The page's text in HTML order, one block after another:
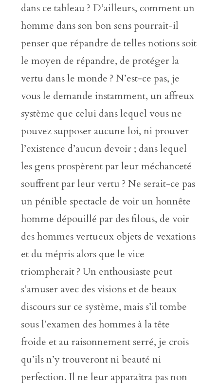
dans ce tableau ? D’ailleurs, comment un
homme dans son bon sens pourrait-il
penser que répandre de telles notions soit
le moyen de répandre, de protéger la
vertu dans le monde ? N’est-ce pas, je
vous le demande instamment, un affreux
système que celui dans lequel vous ne
pouvez supposer aucune loi, ni prouver
l’existence d’aucun devoir ; dans lequel
les gens prospèrent par leur méchanceté
souffrent par leur vertu ? Ne serait-ce pas
un pénible spectacle de voir un honnête
homme dépouillé par des filous, de voir
des hommes vertueux objets de vexations
et du mépris alors que le vice
triompherait ? Un enthousiaste peut
s’amuser avec des visions et de beaux
discours sur ce système, mais s’il tombe
sous l’examen des hommes à la tête
froide et au raisonnement serré, je crois
qu’ils n’y trouveront ni beauté ni
perfection. Il ne leur apparaîtra pas non